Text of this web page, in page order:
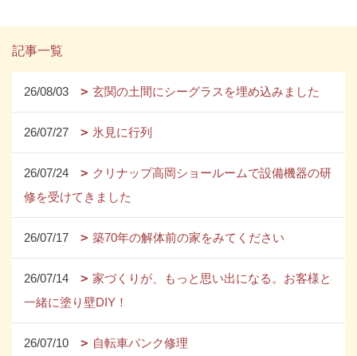
記事一覧
26/08/03 玄関の土間にシーグラスを埋め込みました
26/07/27 氷見に行列
26/07/24
クリナップ高岡ショールームで設備機器の研
修を受けてきました
26/07/17 築70年の解体前の家をみてください
26/07/14
家づくりが、もっと思い出になる。お客様と
一緒に塗り壁DIY！
26/07/10 自転車パンク修理